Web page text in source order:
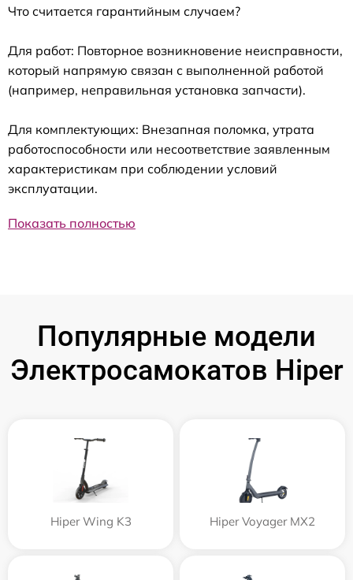
Что считается гарантийным случаем?
Для работ: Повторное возникновение неисправности,
который напрямую связан с выполненной работой
(например, неправильная установка запчасти).
Для комплектующих: Внезапная поломка, утрата
работоспособности или несоответствие заявленным
характеристикам при соблюдении условий
эксплуатации.
Показать полностью
Популярные модели
Электросамокатов Hiper
Hiper Wing K3 Hiper Voyager MX2